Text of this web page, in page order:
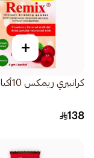
+
كرانبيري ريمكس 10أكياس
138